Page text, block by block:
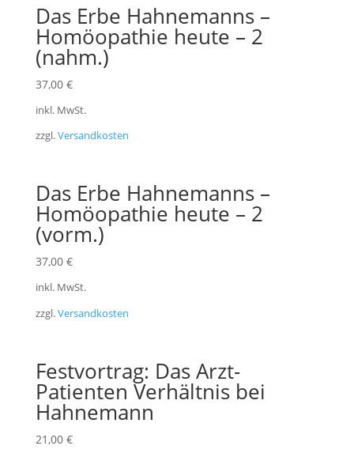
Das Erbe Hahnemanns –
Homöopathie heute – 2
(nahm.)
37,00 €
inkl. MwSt.
zzgl.Versandkosten
Das Erbe Hahnemanns –
Homöopathie heute – 2
(vorm.)
37,00 €
inkl. MwSt.
zzgl.Versandkosten
Festvortrag: Das Arzt-
Patienten Verhältnis bei
Hahnemann
21,00 €